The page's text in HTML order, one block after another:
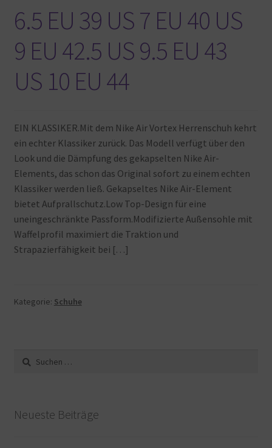
6.5 EU 39 US 7 EU 40 US
9 EU 42.5 US 9.5 EU 43
US 10 EU 44
EIN KLASSIKER.Mit dem Nike Air Vortex Herrenschuh kehrt
ein echter Klassiker zurück. Das Modell verfügt über den
Look und die Dämpfung des gekapselten Nike Air-
Elements, das schon das Original sofort zu einem echten
Klassiker werden ließ. Gekapseltes Nike Air-Element
bietet Aufprallschutz.Low Top-Design für eine
uneingeschränkte Passform.Modifizierte Außensohle mit
Waffelprofil maximiert die Traktion und
Strapazierfähigkeit bei […]
Kategorie: Schuhe
Suche
nach:
Neueste Beiträge